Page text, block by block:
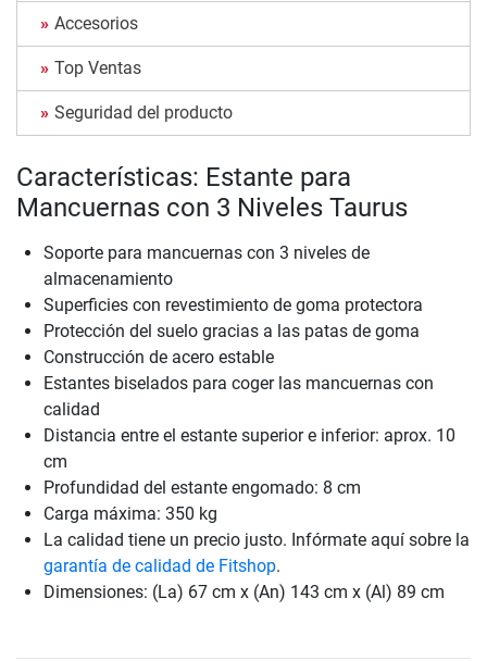
Accesorios
Top Ventas
Seguridad del producto
Características: Estante para
Mancuernas con 3 Niveles Taurus
Soporte para mancuernas con 3 niveles de
almacenamiento
Superficies con revestimiento de goma protectora
Protección del suelo gracias a las patas de goma
Construcción de acero estable
Estantes biselados para coger las mancuernas con
calidad
Distancia entre el estante superior e inferior: aprox. 10
cm
Profundidad del estante engomado: 8 cm
Carga máxima: 350 kg
La calidad tiene un precio justo. Infórmate aquí sobre la
garantía de calidad de Fitshop.
Dimensiones: (La) 67 cm x (An) 143 cm x (Al) 89 cm